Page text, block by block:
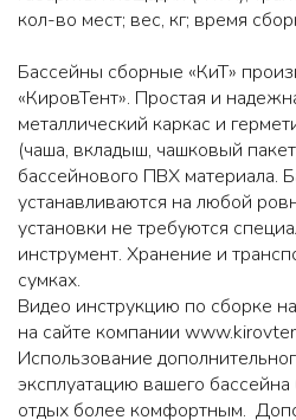
кол-во мест; вес, кг; время
Бассейны сборные «КиТ»
«КировТент». Простая и
металлический каркас и
(чаша, вкладыш, чашковый
бассейнового ПВХ материала.
устанавливаются на любой
установки не требуются
инструмент. Хранение и
сумках.
Видео инструкцию по сборке
на сайте компании
Использование
эксплуатацию вашего
отдых более комфортным.